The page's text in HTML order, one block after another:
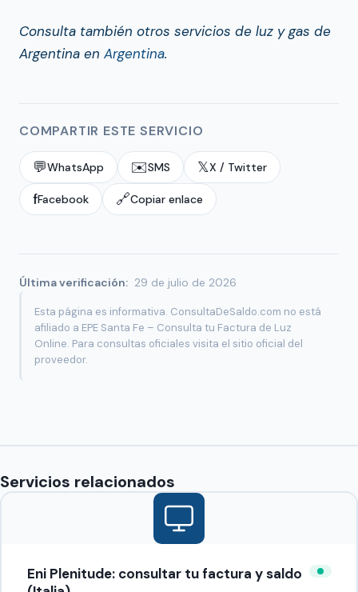
Consulta también otros servicios de luz y gas de
Argentina en Argentina.
COMPARTIR ESTE SERVICIO
💬WhatsApp ✉️SMS 𝕏X / Twitter
fFacebook 🔗Copiar enlace
Última verificación: 29 de julio de 2026
Esta página es informativa. ConsultaDeSaldo.com no está
afiliado a EPE Santa Fe – Consulta tu Factura de Luz
Online. Para consultas oficiales visita el sitio oficial del
proveedor.
Servicios relacionados
Eni Plenitude: consultar tu factura y saldo